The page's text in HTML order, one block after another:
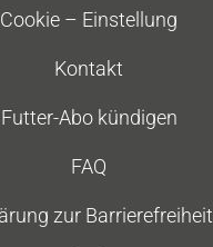
Cookie – Einstellung
Kontakt
Futter-Abo kündigen
FAQ
zur Barrierefreiheit